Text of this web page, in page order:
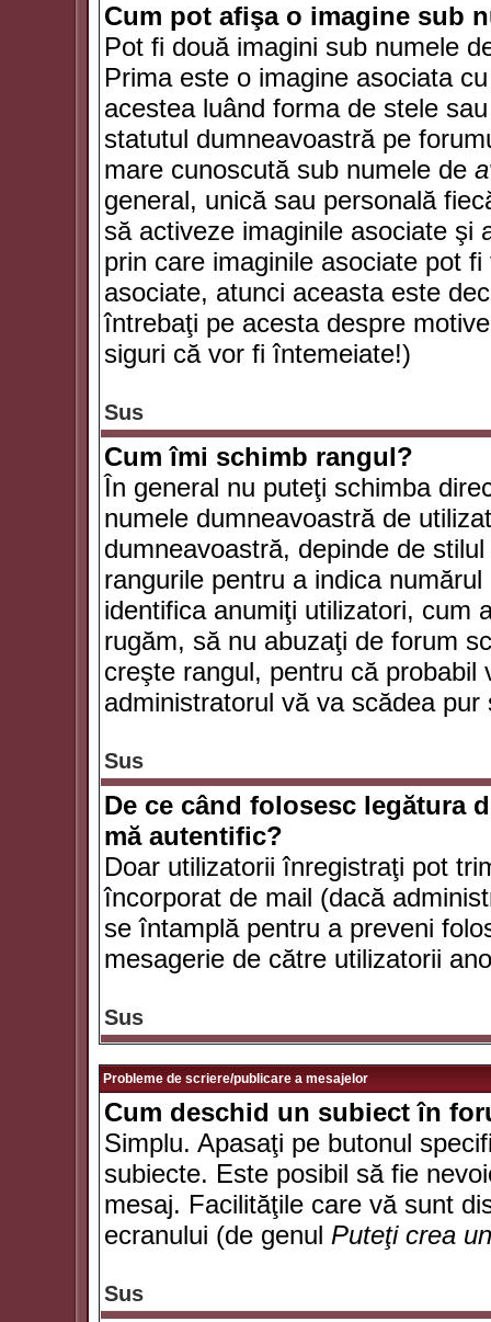
Cum pot afişa o imagine sub
Pot fi două imagini sub numele
Prima este o imagine asociata
acestea luând forma de stele
statutul dumneavoastră pe
mare cunoscută sub numele de
general, unică sau personală
să activeze imaginile asociate şi
prin care imaginile asociate pot
asociate, atunci aceasta este
întrebaţi pe acesta despre
siguri că vor fi întemeiate!)
Sus
Cum îmi schimb rangul?
În general nu puteţi schimba
numele dumneavoastră de
dumneavoastră, depinde de
rangurile pentru a indica
identifica anumiţi utilizatori, cum
rugăm, să nu abuzaţi de forum
creşte rangul, pentru că
administratorul vă va scădea
Sus
De ce când folosesc legătura
mă autentific?
Doar utilizatorii înregistraţi pot
încorporat de mail (dacă
se întamplă pentru a preveni
mesagerie de către utilizatorii
Sus
Probleme de scriere/publicare a mesajelor
Cum deschid un subiect în
Simplu. Apasaţi pe butonul
subiecte. Este posibil să fie
mesaj. Facilităţile care vă sunt
ecranului (de genul Puteţi crea
Sus